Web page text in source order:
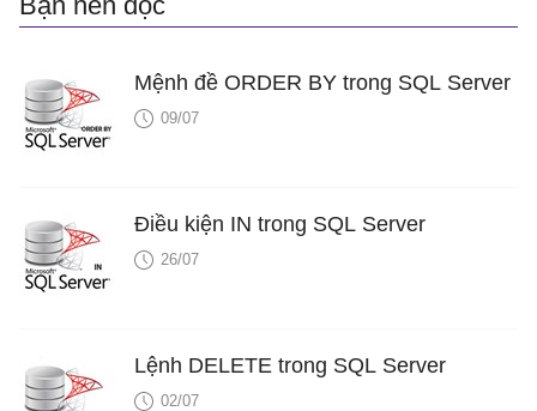
Mệnh đề ORDER BY trong SQL Server
09/07
Điều kiện IN trong SQL Server
26/07
Lệnh DELETE trong SQL Server
02/07